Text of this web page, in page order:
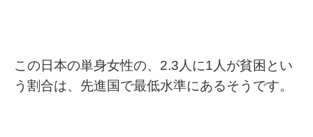
この日本の単身女性の、2.3人に1人が貧困とい
う割合は、先進国で最低水準にあるそうです。